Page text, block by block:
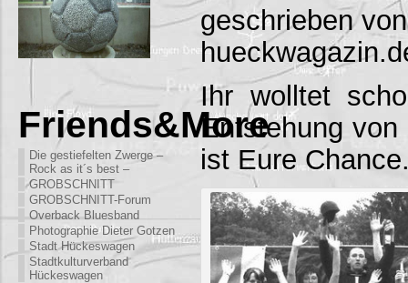
Friends&More
Die gestiefelten Zwerge –
Rock as it´s best –
GROBSCHNITT
GROBSCHNITT-Forum
Overback Bluesband
Photographie Dieter Gotzen
Stadt Hückeswagen
Stadtkulturverband
Hückeswagen
geschrieben
Ihr wolltet
Entstehung
ist Eure